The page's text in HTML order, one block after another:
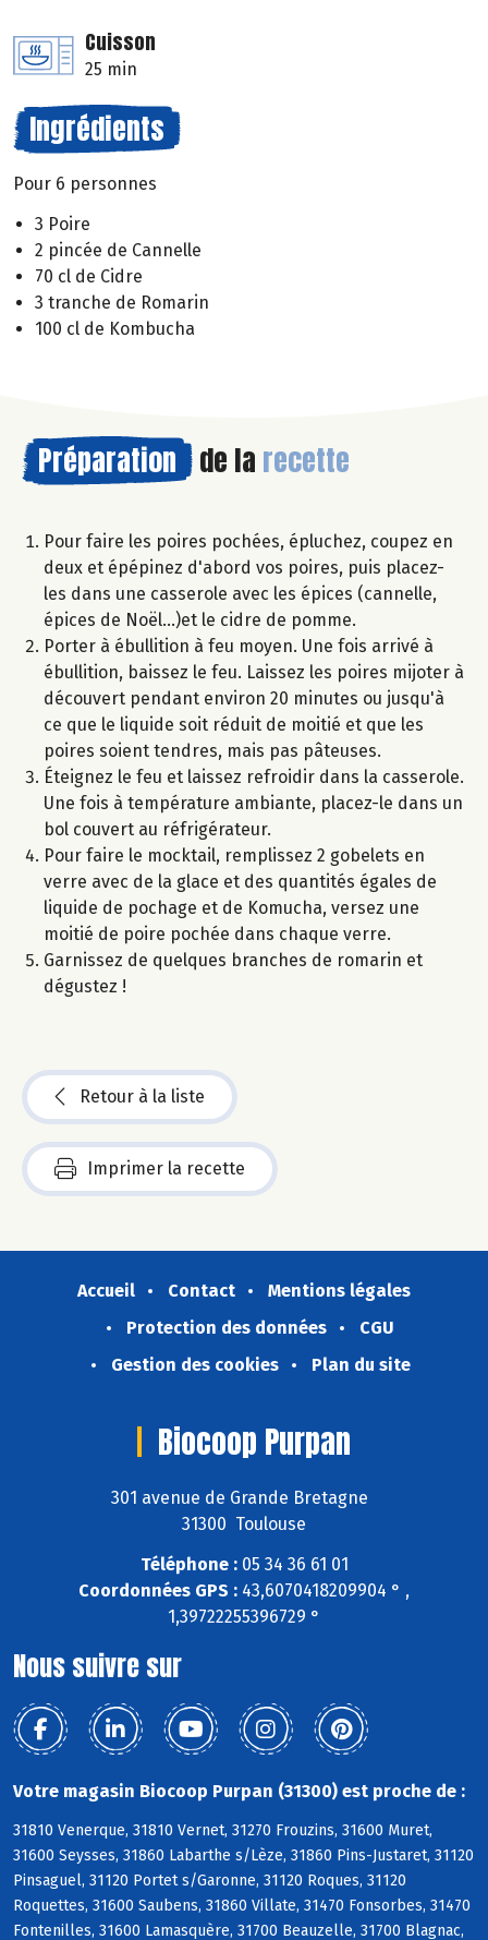
Cuisson
25 min
Ingrédients
Pour 6 personnes
3 Poire
2 pincée de Cannelle
70 cl de Cidre
3 tranche de Romarin
100 cl de Kombucha
Préparation de la recette
Pour faire les poires pochées, épluchez, coupez en
deux et épépinez d'abord vos poires, puis placez-
les dans une casserole avec les épices (cannelle,
épices de Noël...)et le cidre de pomme.
Porter à ébullition à feu moyen. Une fois arrivé à
ébullition, baissez le feu. Laissez les poires mijoter à
découvert pendant environ 20 minutes ou jusqu'à
ce que le liquide soit réduit de moitié et que les
poires soient tendres, mais pas pâteuses.
Éteignez le feu et laissez refroidir dans la casserole.
Une fois à température ambiante, placez-le dans un
bol couvert au réfrigérateur.​
Pour faire le mocktail, remplissez 2 gobelets en
verre avec de la glace et des quantités égales de
liquide de pochage et de Komucha, versez une
moitié de poire pochée dans chaque verre.
Garnissez de quelques branches de romarin et
dégustez !​
Retour à la liste
Imprimer la recette
Accueil Contact
Mentions légales
Protection des données
CGU
Gestion des cookies
Plan du site
Biocoop Purpan
301 avenue de Grande Bretagne
31300 Toulouse
Téléphone :05 34 36 61 01
Coordonnées GPS : 43,6070418209904 ° ,
1,39722255396729 °
Nous suivre sur
Votre magasin Biocoop Purpan (31300) est proche de :
31810 Venerque, 31810 Vernet, 31270 Frouzins, 31600 Muret,
31600 Seysses, 31860 Labarthe s/Lèze, 31860 Pins-Justaret, 31120
Pinsaguel, 31120 Portet s/Garonne, 31120 Roques, 31120
Roquettes, 31600 Saubens, 31860 Villate, 31470 Fonsorbes, 31470
Fontenilles, 31600 Lamasquère, 31700 Beauzelle, 31700 Blagnac,